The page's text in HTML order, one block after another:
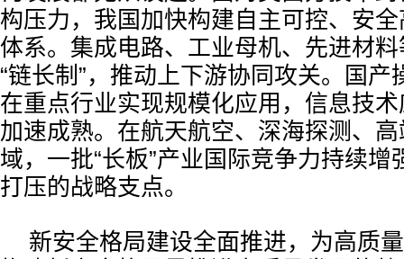
构压力，我国加快构建自主可控、安
体系。集成电路、工业母机、先进材
“链长制”，推动上下游协同攻关。国产
在重点行业实现规模化应用，信息技
加速成熟。在航天航空、深海探测、
域，一批“长板”产业国际竞争力持续增
打压的战略支点。
新安全格局建设全面推进，为高质